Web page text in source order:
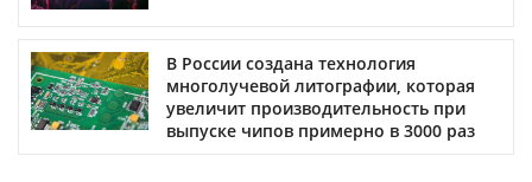
В России создана технология
многолучевой литографии, которая
увеличит производительность при
выпуске чипов примерно в 3000 раз